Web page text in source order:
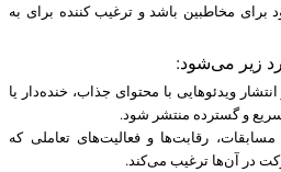
برای مخاطبین باشد و ترغیب کننده برای به
زیر می‌شود:
ویدئوهایی با محتوای جذاب، خنده‌دار یا
و گسترده منتشر شود.
رقابت‌ها و فعالیت‌های تعاملی که
در آن‌ها ترغیب می‌کند.